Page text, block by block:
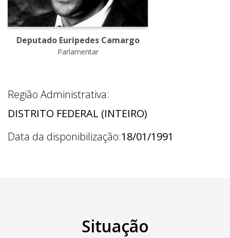
Deputado Eurípedes Camargo
Parlamentar
Região Administrativa:
DISTRITO FEDERAL (INTEIRO)
Data da disponibilização:18/01/1991
Situação